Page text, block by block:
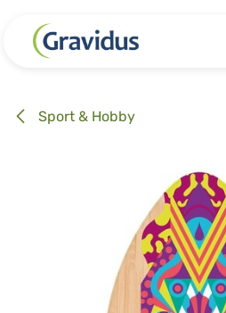
Sport & Hobby